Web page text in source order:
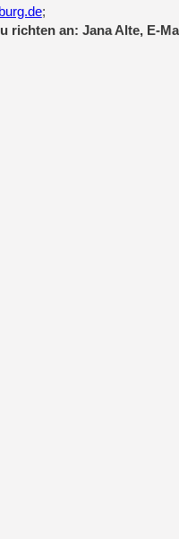
;
richten an: Jana Alte, E-